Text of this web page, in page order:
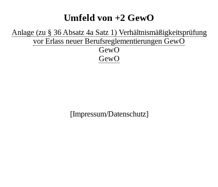
Umfeld von +2 GewO
Anlage (zu § 36 Absatz 4a Satz 1) Verhältnismäßigkeitsprüfung
vor Erlass neuer Berufsreglementierungen GewO
GewO
GewO
[Impressum/Datenschutz]